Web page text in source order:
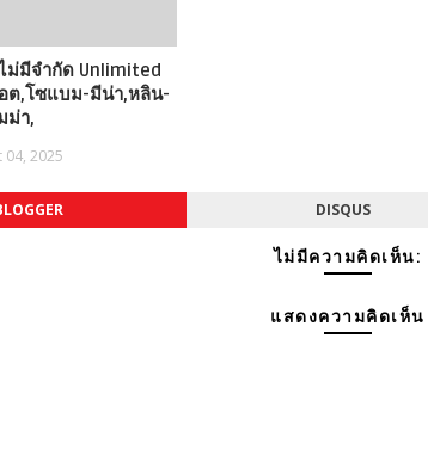
มีจำกัด Unlimited
ต,โซแบม-มีน่า,หลิน-
ม่า,
04, 2025
DISQUS
ไม่มีความคิดเห็น:
แสดงความคิดเห็น